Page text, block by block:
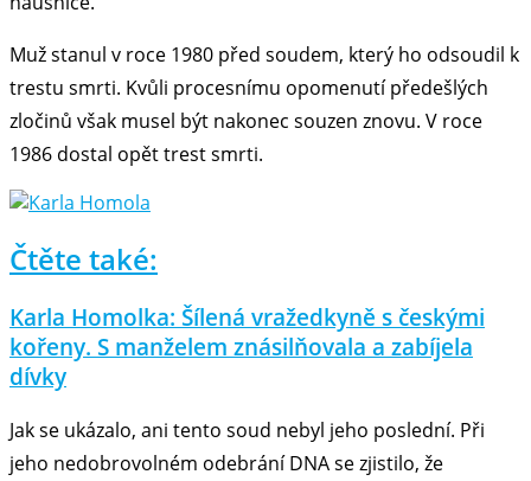
Muž stanul v roce 1980 před soudem, který ho odsoudil k
trestu smrti. Kvůli procesnímu opomenutí předešlých
zločinů však musel být nakonec souzen znovu. V roce
1986 dostal opět trest smrti.
Čtěte také:
Karla Homolka: Šílená vražedkyně s českými
kořeny. S manželem znásilňovala a zabíjela
dívky
Jak se ukázalo, ani tento soud nebyl jeho poslední. Při
jeho nedobrovolném odebrání DNA se zjistilo, že